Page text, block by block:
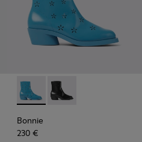
en cuir noir et blanc
001 - Bottines en cuir
Bonnie - K400687-002 -
Bonnie - K400687-
Bonnie
230 €